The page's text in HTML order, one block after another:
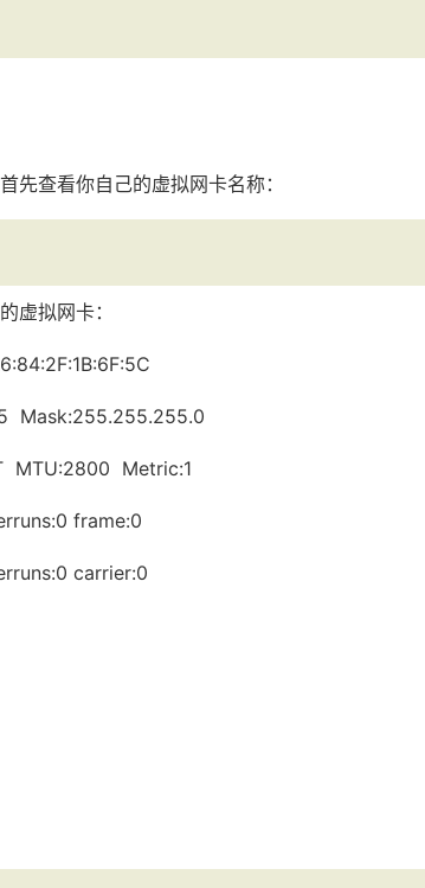
先查看你自己的虚拟网卡名称：
虚拟网卡：
Mask:255.255.255.0
MTU:2800 Metric:1
frame:0
carrier:0